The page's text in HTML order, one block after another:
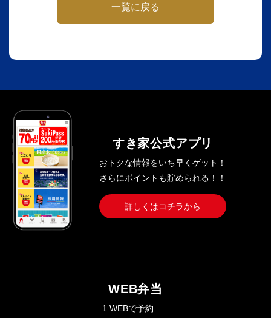
一覧に戻る
すき家公式アプリ
おトクな情報をいち早くゲット！
さらにポイントも貯められる！！
詳しくはコチラから
WEB弁当
1.WEBで予約